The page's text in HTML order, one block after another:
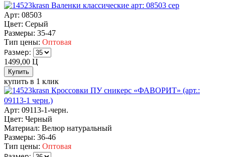
Валенки классические арт: 08503 сер
Арт: 08503
Цвет: Серый
Размеры: 35-47
Тип цены: Оптовая
Размер:
1499,00 Ц
купить в 1 клик
Кроссовки ПУ сникерс «ФАВОРИТ» (арт.:
09113-1 черн.)
Арт: 09113-1-черн.
Цвет: Черный
Материал: Велюр натуральный
Размеры: 36-46
Тип цены: Оптовая